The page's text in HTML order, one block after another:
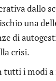
dallo
una
di
crisi.
tutti i modi